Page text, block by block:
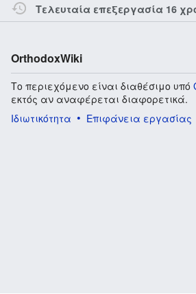
Τελευταία επεξεργασία 16
OrthodoxWiki
Το περιεχόμενο είναι διαθέσιμο υπό
εκτός αν αναφέρεται διαφορετικά.
Ιδιωτικότητα
Επιφάνεια εργασίας